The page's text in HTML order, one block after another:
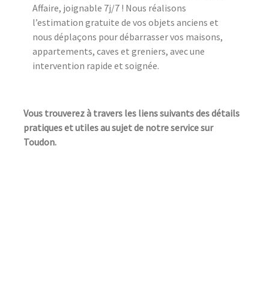
Affaire, joignable 7j/7 ! Nous réalisons
l’estimation gratuite de vos objets anciens et
nous déplaçons pour débarrasser vos maisons,
appartements, caves et greniers, avec une
intervention rapide et soignée.
Vous trouverez à travers les liens suivants des détails
pratiques et utiles au sujet de notre service sur
Toudon.